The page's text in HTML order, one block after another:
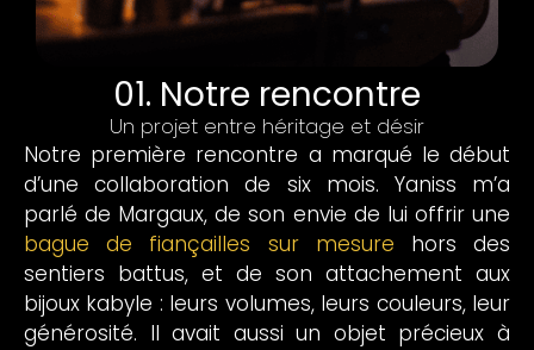
01. Notre rencontre
Un projet entre héritage et désir
Notre première rencontre a marqué le début
d’une collaboration de six mois. Yaniss m’a
parlé de Margaux, de son envie de lui offrir une
bague de fiançailles sur mesure hors des
sentiers battus, et de son attachement aux
bijoux kabyle : leurs volumes, leurs couleurs, leur
générosité. Il avait aussi un objet précieux à